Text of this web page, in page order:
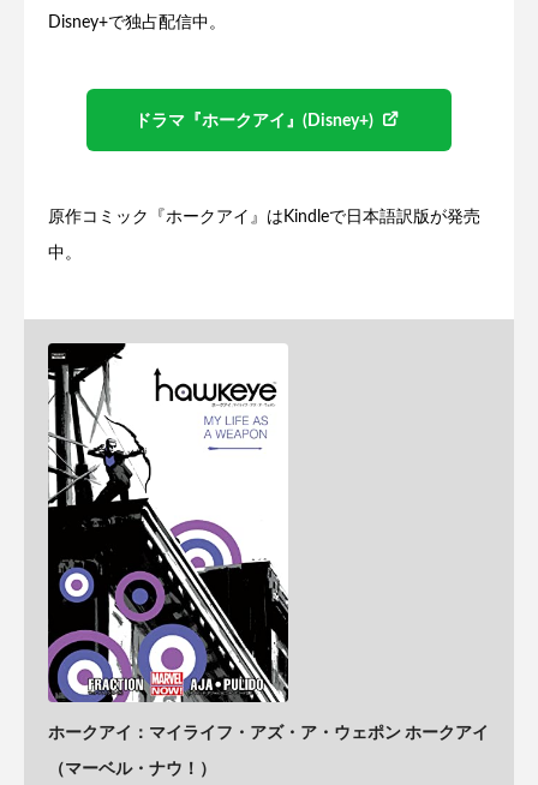
Disney+で独占配信中。
ドラマ『ホークアイ』(Disney+)
原作コミック『ホークアイ』はKindleで日本語訳版が発売
中。
ホークアイ：マイライフ・アズ・ア・ウェポン ホークアイ
（マーベル・ナウ！）